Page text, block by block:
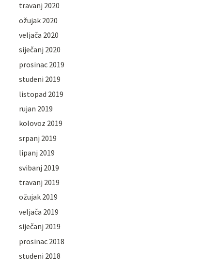
travanj 2020
ožujak 2020
veljača 2020
siječanj 2020
prosinac 2019
studeni 2019
listopad 2019
rujan 2019
kolovoz 2019
srpanj 2019
lipanj 2019
svibanj 2019
travanj 2019
ožujak 2019
veljača 2019
siječanj 2019
prosinac 2018
studeni 2018